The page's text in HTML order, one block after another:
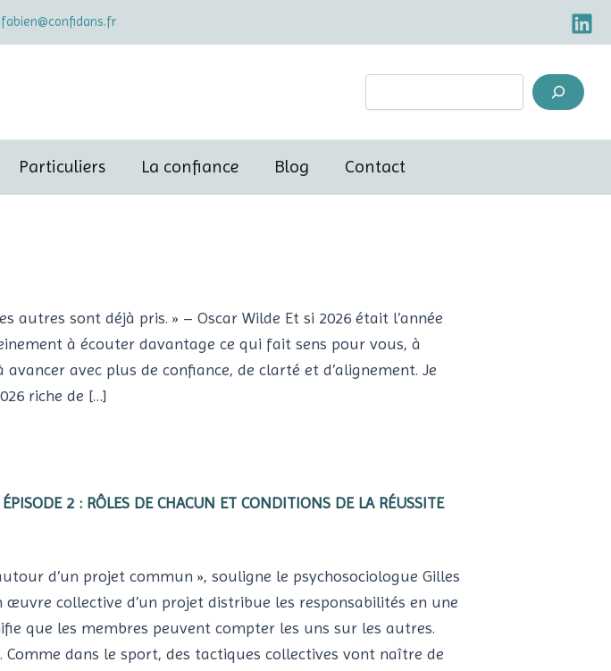
Particuliers La confiance Blog Contact
autres sont déjà pris. » – Oscar Wilde Et si 2026 était l’année
à écouter davantage ce qui fait sens pour vous, à
avec plus de confiance, de clarté et d’alignement. Je
riche de […]
2 : RÔLES DE CHACUN ET CONDITIONS DE LA RÉUSSITE
d’un projet commun », souligne le psychosociologue Gilles
œuvre collective d’un projet distribue les responsabilités en une
que les membres peuvent compter les uns sur les autres.
Comme dans le sport, des tactiques collectives vont naître de